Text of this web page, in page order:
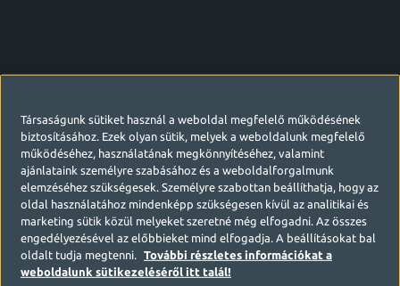
Társaságunk sütiket használ a weboldal megfelelő működésének
biztosításához. Ezek olyan sütik, melyek a weboldalunk megfelelő
működéséhez, használatának megkönnyítéséhez, valamint
ajánlataink személyre szabásához és a weboldalforgalmunk
elemzéséhez szükségesek. Személyre szabottan beállíthatja, hogy az
oldal használatához mindenképp szükségesen kívül az analitikai és
marketing sütik közül melyeket szeretné még elfogadni. Az összes
engedélyezésével az előbbieket mind elfogadja. A beállításokat bal
oldalt tudja megtenni.
További részletes információkat a
weboldalunk sütikezeléséről itt talál!